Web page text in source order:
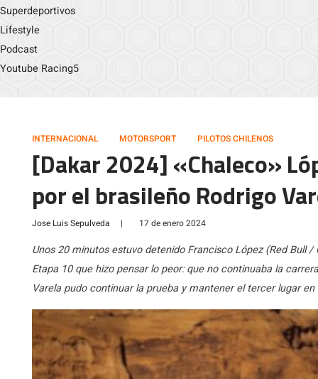
Superdeportivos
Lifestyle
Podcast
Youtube Racing5
INTERNACIONAL MOTORSPORT PILOTOS CHILENOS
[Dakar 2024] «Chaleco»
por el brasileño Rodrigo
Jose Luis Sepulveda | 17 de enero 2024
Unos 20 minutos estuvo detenido Francisco López (Red Bull
Etapa 10 que hizo pensar lo peor: que no continuaba la
Varela pudo continuar la prueba y mantener el tercer lugar